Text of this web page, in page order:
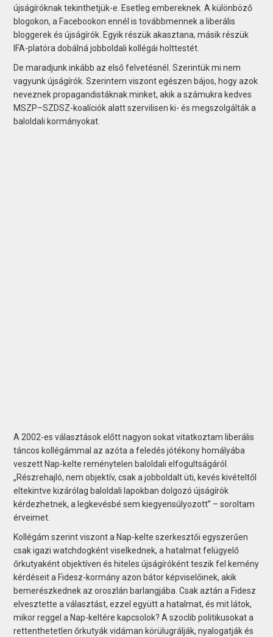
újságíróknak tekinthetjük-e. Esetleg embereknek. A különböző
blogokon, a Facebookon ennél is továbbmennek a liberális
bloggerek és újságírók. Egyik részük akasztana, másik részük
IFA-platóra dobálná jobboldali kollégái holttestét.
De maradjunk inkább az első felvetésnél. Szerintük mi nem
vagyunk újságírók. Szerintem viszont egészen bájos, hogy azok
neveznek propagandistáknak minket, akik a számukra kedves
MSZP–SZDSZ-koalíciók alatt szervilisen ki- és megszolgálták a
baloldali kormányokat.
A 2002-es választások előtt nagyon sokat vitatkoztam liberális
táncos kollégámmal az azóta a feledés jótékony homályába
veszett Nap-kelte reménytelen baloldali elfogultságáról.
„Részrehajló, nem objektív, csak a jobboldalt üti, kevés kivételtől
eltekintve kizárólag baloldali lapokban dolgozó újságírók
kérdezhetnek, a legkevésbé sem kiegyensúlyozott” – soroltam
érveimet.
Kollégám szerint viszont a Nap-kelte szerkesztői egyszerűen
csak igazi watchdogként viselkednek, a hatalmat felügyelő
őrkutyaként objektíven és hiteles újságíróként teszik fel kemény
kérdéseit a Fidesz-kormány azon bátor képviselőinek, akik
bemerészkednek az oroszlán barlangjába. Csak aztán a Fidesz
elvesztette a választást, ezzel együtt a hatalmat, és mit látok,
mikor reggel a Nap-keltére kapcsolok? A szoclib politikusokat a
rettenthetetlen őrkutyák vidáman körülugrálják, nyalogatják és